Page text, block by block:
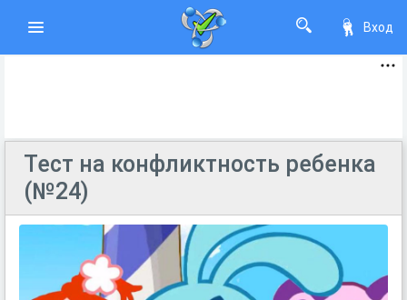
Вход
Тест на конфликтность ребенка
(№24)